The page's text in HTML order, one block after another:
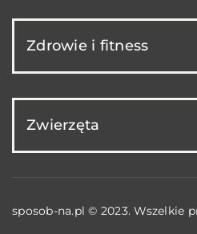
Zdrowie i fitness
Zwierzęta
sposob-na.pl © 2023. Wszelkie